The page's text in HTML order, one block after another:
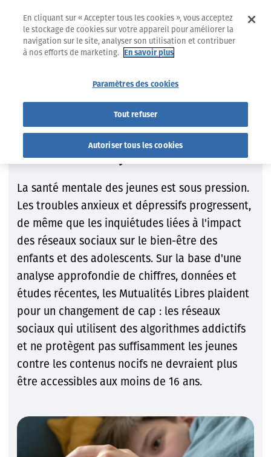
16.06.2026
Digitalisation Enfants Santé mentale
Réseaux sociaux et santé
mentale des jeunes
La santé mentale des jeunes est sous pression.
Les troubles anxieux et dépressifs progressent,
de même que les inquiétudes liées à l'impact
des réseaux sociaux sur le bien-être des
enfants et des adolescents. Sur la base d'une
analyse approfondie de chiffres, données et
études récentes, les Mutualités Libres plaident
pour un changement de cap : les réseaux
sociaux qui utilisent des algorithmes addictifs
et ne protègent pas suffisamment les jeunes
contre les contenus nocifs ne devraient plus
être accessibles aux moins de 16 ans.
En cliquant sur « Accepter tous les cookies », vous acceptez
le stockage de cookies sur votre appareil pour améliorer la
navigation sur le site, analyser son utilisation et contribuer
à nos efforts de marketing. En savoir plus
Paramètres des cookies
Tout refuser
Autoriser tous les cookies